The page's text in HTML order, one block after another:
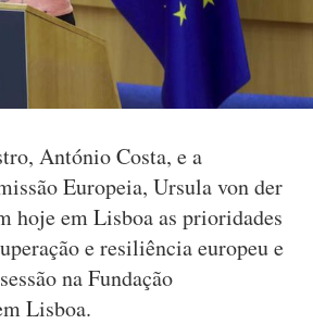
António Costa, e a
Europeia, Ursula von der
hoje em Lisboa as prioridades
e resiliência europeu e
na Fundação
Lisboa.